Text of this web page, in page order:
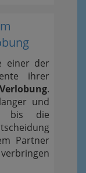
der
ihrer
.
und
bis die
Partner